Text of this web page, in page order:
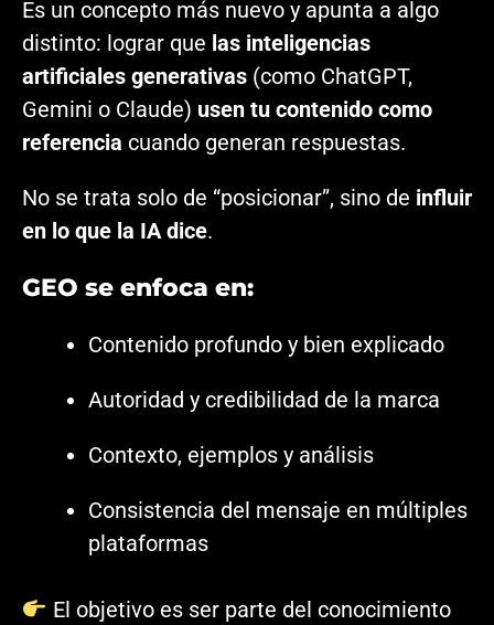
Es un concepto más nuevo y apunta a algo
distinto: lograr que las inteligencias
artificiales generativas (como ChatGPT,
Gemini o Claude) usen tu contenido como
referencia cuando generan respuestas.
No se trata solo de “posicionar”, sino de influir
en lo que la IA dice.
GEO se enfoca en:
Contenido profundo y bien explicado
Autoridad y credibilidad de la marca
Contexto, ejemplos y análisis
Consistencia del mensaje en múltiples
plataformas
El objetivo es ser parte del conocimiento